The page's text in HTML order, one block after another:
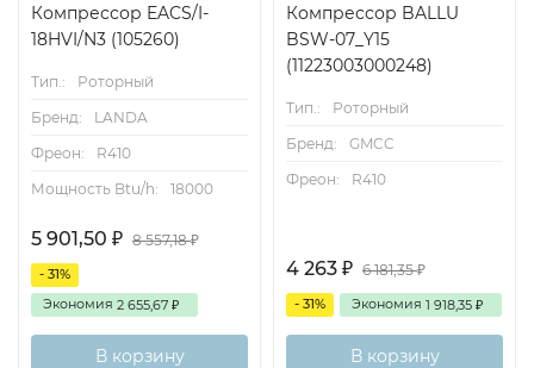
Компрессор EACS/I-
18HVI/N3 (105260)
Тип.:
Роторный
Бренд:
LANDA
Фреон:
R410
Мощность Btu/h:
18000
5 901,50 ₽ 8 557,18₽
- 31%
Экономия 2 655,67 ₽
В корзину
Компрессор BALLU
BSW-07_Y15
(11223003000248)
Тип.:
Роторный
Бренд:
GMCC
Фреон:
R410
4 263 ₽ 6 181,35₽
- 31% Экономия 1 918,35 ₽
В корзину